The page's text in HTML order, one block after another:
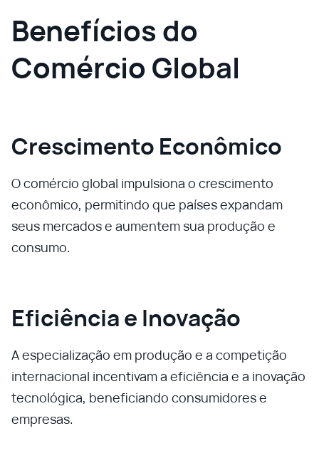
Benefícios do
Comércio Global
Crescimento Econômico
O comércio global impulsiona o crescimento
econômico, permitindo que países expandam
seus mercados e aumentem sua produção e
consumo.
Eficiência e Inovação
A especialização em produção e a competição
internacional incentivam a eficiência e a inovação
tecnológica, beneficiando consumidores e
empresas.